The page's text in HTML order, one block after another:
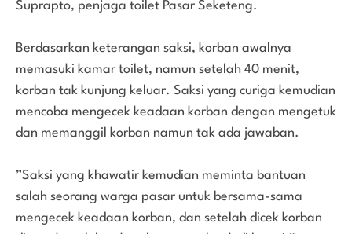
Suprapto, penjaga toilet Pasar Seketeng.
Berdasarkan keterangan saksi, korban awalnya
memasuki kamar toilet, namun setelah 40 menit,
korban tak kunjung keluar. Saksi yang curiga kemudian
mencoba mengecek keadaan korban dengan mengetuk
dan memanggil korban namun tak ada jawaban.
”Saksi yang khawatir kemudian meminta bantuan
salah seorang warga pasar untuk bersama-sama
mengecek keadaan korban, dan setelah dicek korban